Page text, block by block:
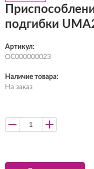
подгибки
Артикул:
ОС000000023
Наличие товара:
На заказ